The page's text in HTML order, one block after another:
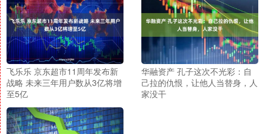
飞乐乐 京东超市11周年发布新
战略 未来三年用户数从3亿将增
至5亿
华融资产 孔子这次不光彩：自
己拉的仇恨，让他人当替身，人
家没干